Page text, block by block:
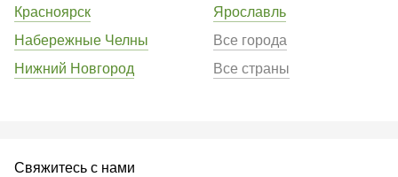
Красноярск
Набережные Челны
Нижний Новгород
Ярославль
Все города
Все страны
Свяжитесь с нами